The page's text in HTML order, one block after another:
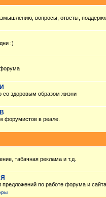
вопросы, ответы,
:)
форума
со здоровым образом жизни
форумистов в реале.
табачная реклама и т.д.
предложений по работе форума и сайта